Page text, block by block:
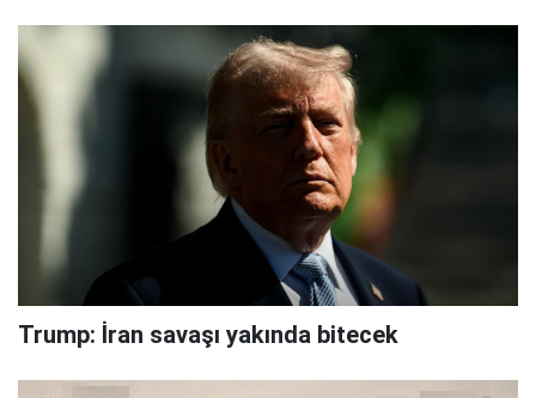
Trump: İran savaşı yakında bitecek